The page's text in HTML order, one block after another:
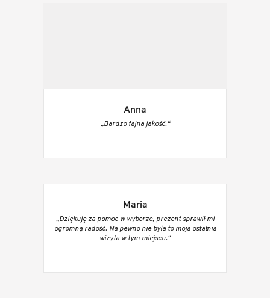
Anna
„Bardzo fajna jakość.“
Maria
„Dziękuję za pomoc w wyborze, prezent sprawił mi
ogromną radość. Na pewno nie była to moja ostatnia
wizyta w tym miejscu.“